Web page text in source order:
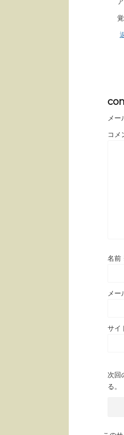
メー
コメ
名前
メー
サイ
次回
る。